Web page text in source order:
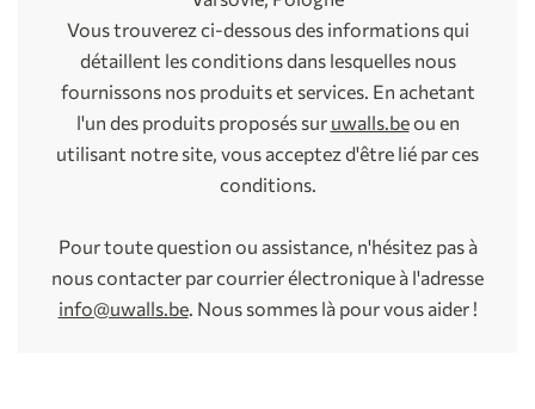
Vous trouverez ci-dessous des informations qui
détaillent les conditions dans lesquelles nous
fournissons nos produits et services. En achetant
l'un des produits proposés sur uwalls.beou en
utilisant notre site, vous acceptez d'être lié par ces
conditions.
Pour toute question ou assistance, n'hésitez pas à
nous contacter par courrier électronique à l'adresse
info@uwalls.be. Nous sommes là pour vous aider !